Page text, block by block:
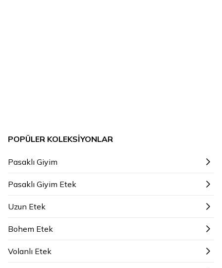
POPÜLER KOLEKSIYONLAR
Pasaklı Giyim
Pasaklı Giyim Etek
Uzun Etek
Bohem Etek
Volanlı Etek